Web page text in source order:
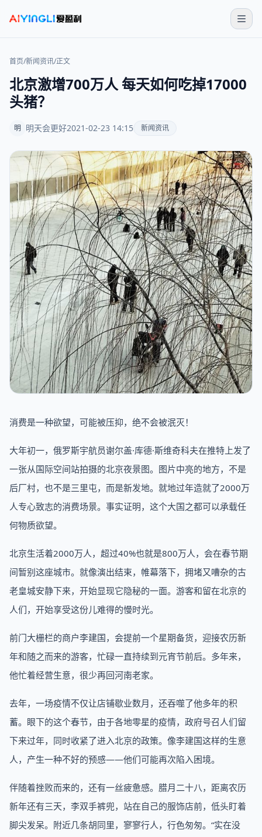
首页/新闻资讯/正文
北京激增700万人 每天如何吃掉17000
头猪？
明 明天会更好2021-02-23 14:15 新闻资讯
消费是一种欲望，可能被压抑，绝不会被泯灭！
大年初一，俄罗斯宇航员谢尔盖·库德·斯维奇科夫在推特上发了
一张从国际空间站拍摄的北京夜景图。图片中亮的地方，不是
后厂村，也不是三里屯，而是新发地。就地过年造就了2000万
人专心致志的消费场景。事实证明，这个大国之都可以承载任
何物质欲望。
北京生活着2000万人，超过40%也就是800万人，会在春节期
间暂别这座城市。就像演出结束，帷幕落下，拥堵又嘈杂的古
老皇城安静下来，开始显现它隐秘的一面。游客和留在北京的
人们，开始享受这份儿难得的慢时光。
前门大栅栏的商户李建国，会提前一个星期备货，迎接农历新
年和随之而来的游客，忙碌一直持续到元宵节前后。多年来，
他忙着经营生意，很少再回河南老家。
去年，一场疫情不仅让店铺歇业数月，还吞噬了他多年的积
蓄。眼下的这个春节，由于各地零星的疫情，政府号召人们留
下来过年，同时收紧了进入北京的政策。像李建国这样的生意
人，产生一种不好的预感——他们可能再次陷入困境。
伴随着挫败而来的，还有一丝疲惫感。腊月二十八，距离农历
新年还有三天，李双手裤兜，站在自己的服饰店前，低头盯着
脚尖发呆。附近几条胡同里，寥寥行人，行色匆匆。“实在没